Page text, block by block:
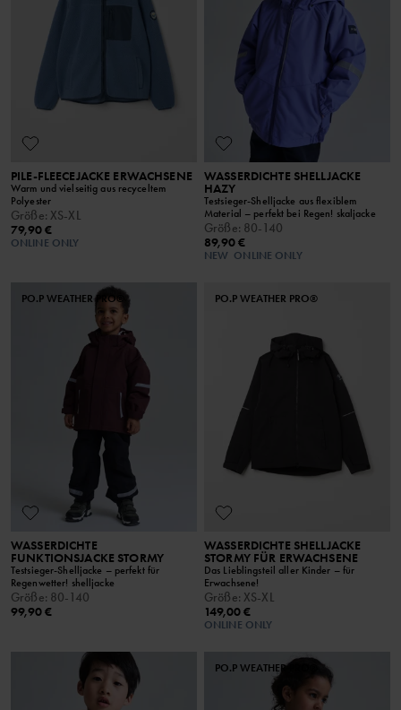
PILE-FLEECEJACKE ERWACHSENE
Warm und vielseitig aus recyceltem
Polyester
Größe: XS-XL
79,90 €
ONLINE ONLY
WASSERDICHTE SHELLJACKE
HAZY
Testsieger-Shelljacke aus flexiblem
Material – perfekt bei Regen! skaljacke
Größe: 80-140
89,90 €
NEW ONLINE ONLY
PO.P WEATHER PRO®
WASSERDICHTE
FUNKTIONSJACKE STORMY
Testsieger-Shelljacke – perfekt für
Regenwetter! shelljacke
Größe: 80-140
99,90 €
PO.P WEATHER PRO®
WASSERDICHTE SHELLJACKE
STORMY FÜR ERWACHSENE
Das Lieblingsteil aller Kinder – für
Erwachsene!
Größe: XS-XL
149,00 €
ONLINE ONLY
PO.P WEATHER PRO®